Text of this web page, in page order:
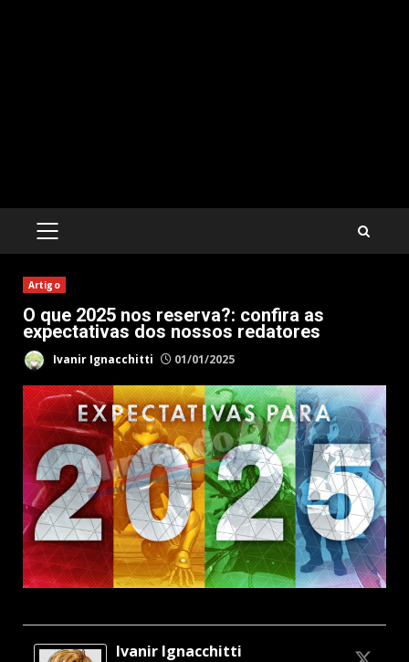
PRIMARY
Artigo
O que 2025 nos reserva?: confira as
expectativas dos nossos redatores
Ivanir Ignacchitti 01/01/2025
Ivanir Ignacchitti